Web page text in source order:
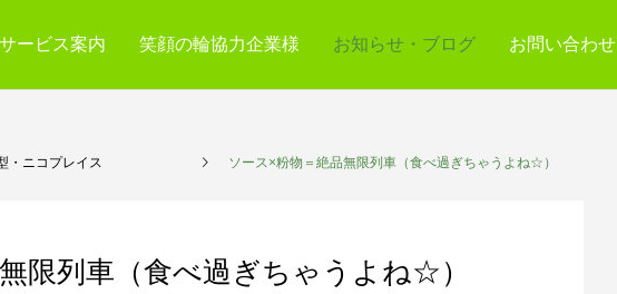
サービス案内 笑顔の輪協力企業様 お知らせ・ブログ お問い合わせ
Ｂ型・ニコプレイス ソース×粉物＝絶品無限列車（食べ過ぎちゃうよね☆）
限列車（食べ過ぎちゃうよね☆）